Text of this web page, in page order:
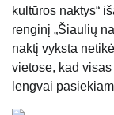
kultūros naktys“
renginį „Šiaulių
naktį vyksta
vietose, kad
lengvai